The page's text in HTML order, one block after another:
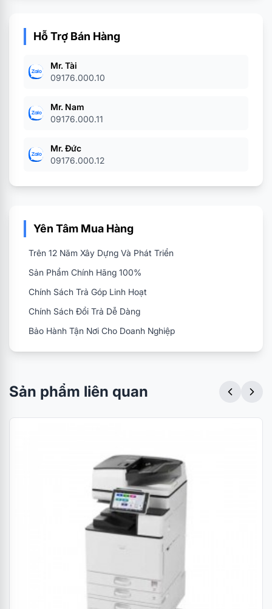
bản gốc
Không
Đảo mặt
Có
ADF Có
Độ phân
600 x 600dpi
tiếp
Thu phóng Thu nhỏ- Phóng to: 50-200 %
Dùng mực Mực 2014s
Tự động xoay ảnh 900, Bộ nhớ
256MB, Tự động đảo mặt bản
sao: Có sẵn, Bộ nạp và đảo bản
in, ngôn ngữ in: GDI, quét ảnh
suất trung bình Tối đa (Bản/
33.5 Kg
Bảo hành 12 tháng hoặc 80.000
bản chụp tùy theo điều kiện
nào đến trước
Hỗ Trợ Bán Hàng
Mr. Tài
09176.000.10
Mr. Nam
09176.000.11
Mr. Đức
09176.000.12
Yên Tâm Mua Hàng
Trên 12 Năm Xây Dựng Và Phát Triển
Sản Phẩm Chính Hãng 100%
Chính Sách Trả Góp Linh Hoạt
Chính Sách Đổi Trả Dễ Dàng
Bảo Hành Tận Nơi Cho Doanh Nghiệp
Sản phẩm liên quan